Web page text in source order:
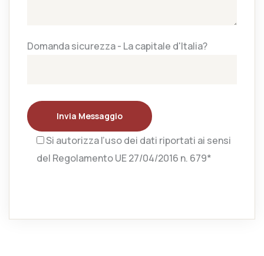
Domanda sicurezza - La capitale d'Italia?
Invia Messaggio
Si autorizza l’uso dei dati riportati ai sensi
del Regolamento UE 27/04/2016 n. 679*